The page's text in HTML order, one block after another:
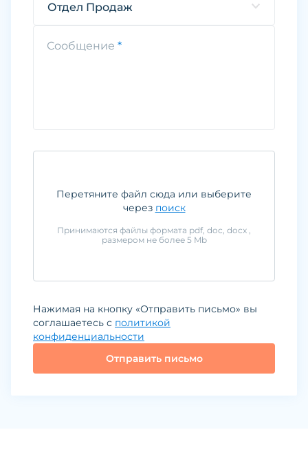
Отдел Продаж
Сообщение
Перетяните файл сюда или выберите
через поиск
Принимаются файлы формата pdf, doc, docx ,
размером не более 5 Mb
Отправить письмо
Нажимая на кнопку «Отправить письмо» вы
соглашаетесь с политикой
конфиденциальности